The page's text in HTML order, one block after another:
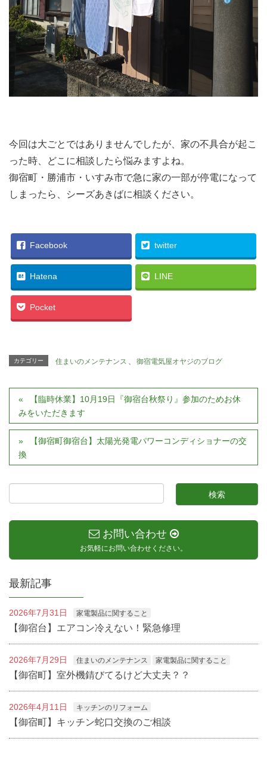
今回は大ごとではありませんでしたが、家の不具合が起こ
った時、どこに相談したら悩みますよね。
御宿町・勝浦市・いすみ市で急に家の一部が停電になって
しまったら、シーズあきばに相談ください。
Facebook twitter
Hatena LINE
Pocket
カテゴリー 住まいのメンテナンス 、 御宿電気屋オヤジのブログ
【臨時休業】10月19日『御宿台秋祭り』参加のためお休
みをいただきます
【御宿町御宿台】太陽光発電パワーコンディショナーの交
換
お問い合わせ
お気軽にお問い合わせください。
最新記事
2026年7月31日 家電製品に関すること
【御宿台】エアコン冷えない！緊急修理
2026年7月29日 住まいのメンテナンス 家電製品に関すること
【御宿町】室外機錆びてるけど大丈夫？？
2026年4月11日 キッチンのリフォーム
【御宿町】キッチン蛇口交換のご相談